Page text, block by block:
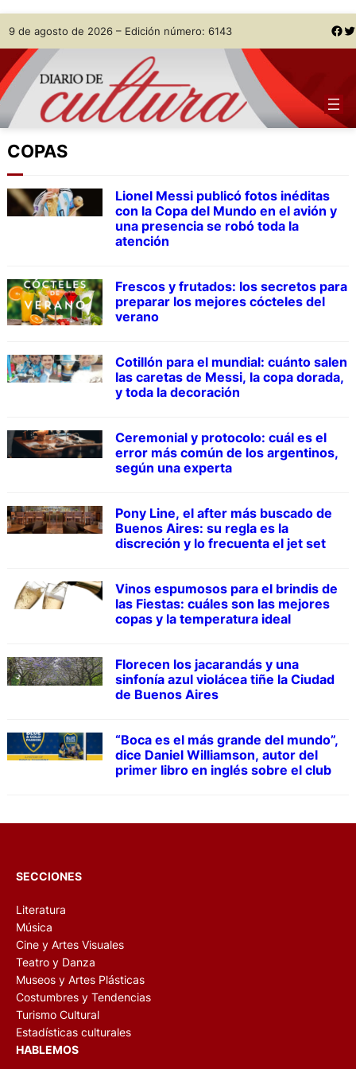
Skip
to
content
9 de agosto de 2026 – Edición número: 6143 Facebook Twitter
COPAS
Lionel Messi publicó fotos inéditas
con la Copa del Mundo en el avión y
una presencia se robó toda la
atención
Frescos y frutados: los secretos para
preparar los mejores cócteles del
verano
Cotillón para el mundial: cuánto salen
las caretas de Messi, la copa dorada,
y toda la decoración
Ceremonial y protocolo: cuál es el
error más común de los argentinos,
según una experta
Pony Line, el after más buscado de
Buenos Aires: su regla es la
discreción y lo frecuenta el jet set
Vinos espumosos para el brindis de
las Fiestas: cuáles son las mejores
copas y la temperatura ideal
Florecen los jacarandás y una
sinfonía azul violácea tiñe la Ciudad
de Buenos Aires
“Boca es el más grande del mundo”,
dice Daniel Williamson, autor del
primer libro en inglés sobre el club
SECCIONES
Literatura
Música
Cine y Artes Visuales
Teatro y Danza
Museos y Artes Plásticas
Costumbres y Tendencias
Turismo Cultural
Estadísticas culturales
HABLEMOS